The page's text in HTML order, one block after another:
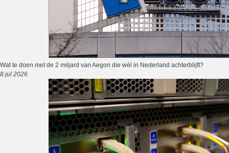
Wat te doen met de 2 miljard van Aegon die wél in Nederland achterblijft?
8 jul 2026